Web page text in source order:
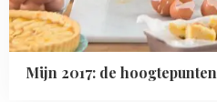
Mijn 2017: de hoogtepunten